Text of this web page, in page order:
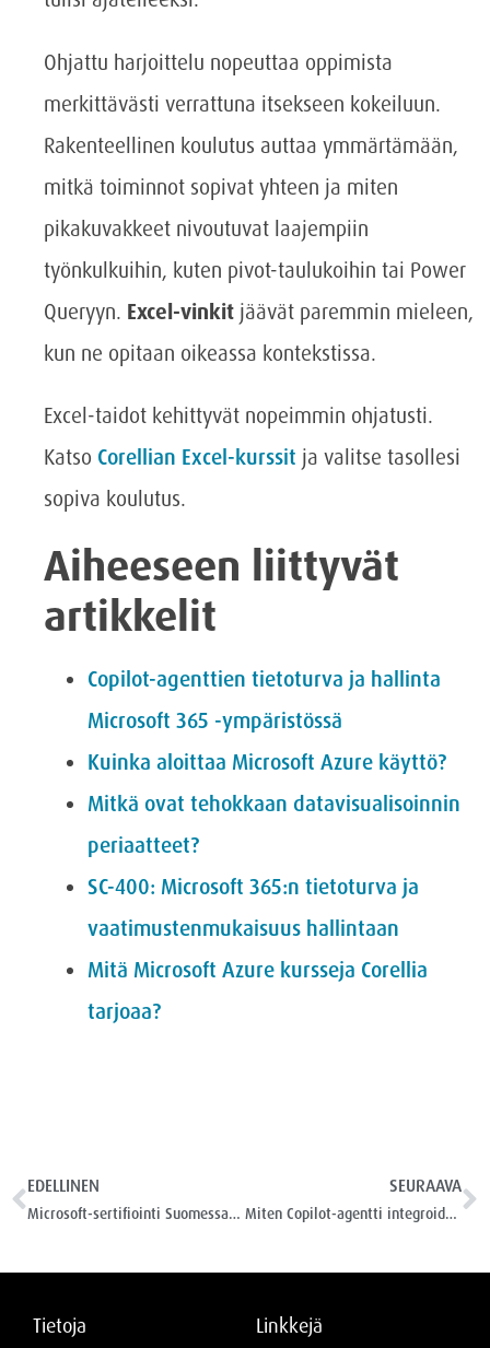
Ohjattu harjoittelu nopeuttaa oppimista
merkittävästi verrattuna itsekseen kokeiluun.
Rakenteellinen koulutus auttaa ymmärtämään,
mitkä toiminnot sopivat yhteen ja miten
pikakuvakkeet nivoutuvat laajempiin
työnkulkuihin, kuten pivot-taulukoihin tai Power
Queryyn. Excel-vinkit jäävät paremmin mieleen,
kun ne opitaan oikeassa kontekstissa.
Excel-taidot kehittyvät nopeimmin ohjatusti.
Katso Corellian Excel-kurssit ja valitse tasollesi
sopiva koulutus.
Aiheeseen liittyvät
artikkelit
Copilot-agenttien tietoturva ja hallinta
Microsoft 365 -ympäristössä
Kuinka aloittaa Microsoft Azure käyttö?
Mitkä ovat tehokkaan datavisualisoinnin
periaatteet?
SC-400: Microsoft 365:n tietoturva ja
vaatimustenmukaisuus hallintaan
Mitä Microsoft Azure kursseja Corellia
tarjoaa?
EDELLINEN
Microsoft-sertifiointi Suomessa – mikä sertifikaatti kannattaa hankkia 2026?
SEURAAVA
Miten Copilot-agentti integroidaan yrityksen olemassa oleviin järjestelmiin?
Tietoja Linkkejä